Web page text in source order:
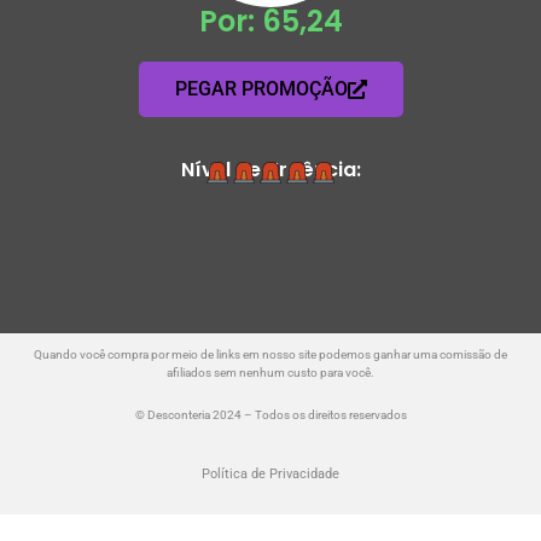
Por: 65,24
PEGAR PROMOÇÃO
Nível de Urgência:
Quando você compra por meio de links em nosso site podemos ganhar uma comissão de
afiliados sem nenhum custo para você.
© Desconteria 2024 – Todos os direitos reservados
Política de Privacidade